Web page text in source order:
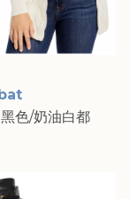
色/奶油白都